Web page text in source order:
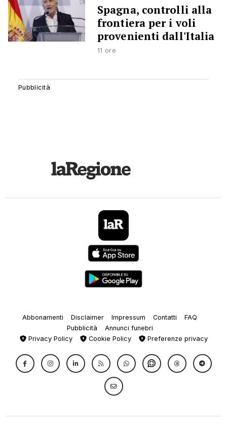
Spagna, controlli alla
frontiera per i voli
provenienti dall'Italia
11 ore
Abbonamenti Disclaimer Impressum Contatti
FAQ
Pubblicità
Annunci funebri
Privacy Policy
Cookie Policy Preferenze privacy